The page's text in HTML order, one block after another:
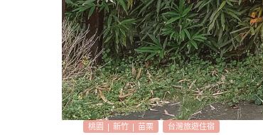
桃園 | 新竹 | 苗栗 台灣旅遊住宿